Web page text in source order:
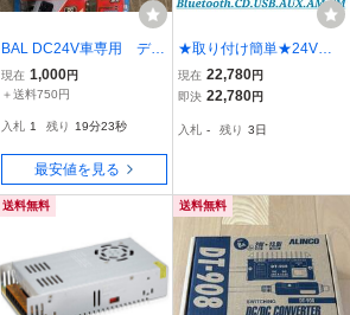
BAL DC24V車専用 デコ
デコインバーター NO.1
771
現在 1,000円
＋送料750円
入札 1 残り 19分22秒
最安値を見る
★取り付け簡単★24Vト
ラック用！新品オーディ
オポン付け！DEH-560
M.FM.ハンズフリー通話.
現在 22,780円
即決 22,780円
入札 - 残り 3日
送料無料 送料無料